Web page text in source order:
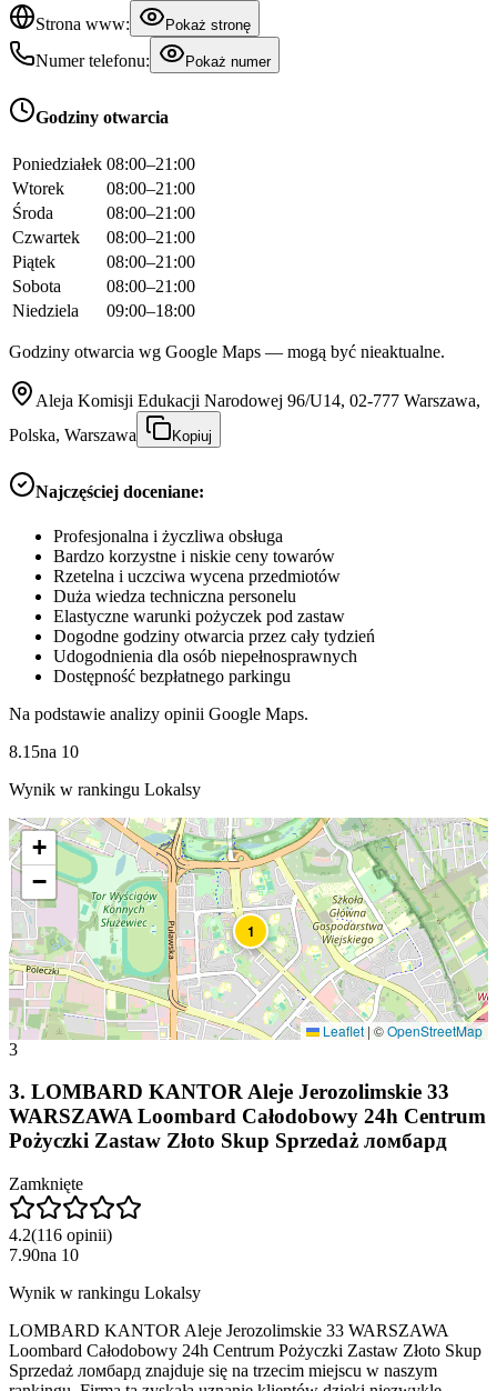
Strona www:
Pokaż stronę
Numer telefonu: Pokaż numer
Godziny otwarcia
Poniedziałek 08:00–21:00
Wtorek
08:00–21:00
Środa
08:00–21:00
Czwartek
08:00–21:00
Piątek
08:00–21:00
Sobota
08:00–21:00
Niedziela
09:00–18:00
Godziny otwarcia wg Google Maps — mogą być nieaktualne.
Aleja Komisji Edukacji Narodowej 96/U14, 02-777 Warszawa,
Polska, Warszawa
Kopiuj
Najczęściej doceniane:
Profesjonalna i życzliwa obsługa
Bardzo korzystne i niskie ceny towarów
Rzetelna i uczciwa wycena przedmiotów
Duża wiedza techniczna personelu
Elastyczne warunki pożyczek pod zastaw
Dogodne godziny otwarcia przez cały tydzień
Udogodnienia dla osób niepełnosprawnych
Dostępność bezpłatnego parkingu
Na podstawie analizy opinii Google Maps.
8.15na 10
Wynik w rankingu Lokalsy
1
+
−
Leaflet | ©OpenStreetMap
3
3. LOMBARD KANTOR Aleje Jerozolimskie 33
WARSZAWA Loombard Całodobowy 24h Centrum
Pożyczki Zastaw Złoto Skup Sprzedaż ломбард
Zamknięte
4.2(116 opinii)
7.90na 10
Wynik w rankingu Lokalsy
LOMBARD KANTOR Aleje Jerozolimskie 33 WARSZAWA
Loombard Całodobowy 24h Centrum Pożyczki Zastaw Złoto Skup
Sprzedaż ломбард znajduje się na trzecim miejscu w naszym